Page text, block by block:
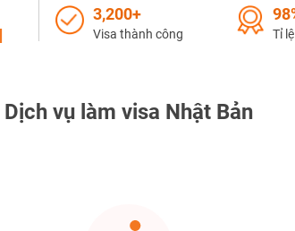
3,200+
Visa thành công Tỉ
Dịch vụ làm visa Nhật Bản
TƯ VẤN NGAY
NHẬN ƯU ĐÃI NGAY